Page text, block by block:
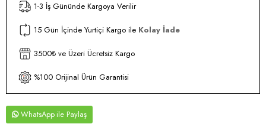
1-3 İş Gününde Kargoya Verilir
15 Gün İçinde Yurtiçi Kargo ile Kolay İade
3500₺ ve Üzeri Ücretsiz Kargo
%100 Orijinal Ürün Garantisi
WhatsApp